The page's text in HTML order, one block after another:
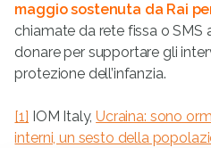
maggio sostenuta da Rai
chiamate da rete fissa o SMS
donare per supportare gli
protezione dell’infanzia.
[1] IOM Italy,Ucraina: sono
interni, un sesto della